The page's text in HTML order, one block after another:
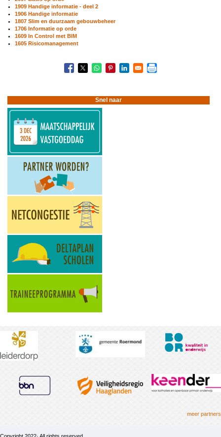
1909 Handige informatie - deel 2
1906 Handige informatie
1807 Slim en duurzaam gebouwbeheer
1706 Informatie op orde
1609 In Control met BIM
1605 Risicomanagement
Snel naar
meer partners